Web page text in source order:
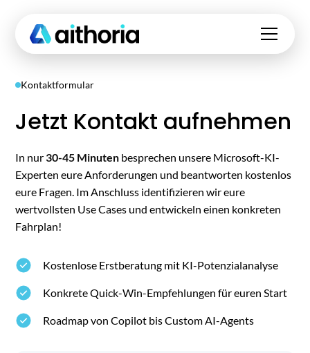
Kontaktformular
Jetzt Kontakt aufnehmen
In nur 30-45 Minuten besprechen unsere Microsoft-KI-
Experten eure Anforderungen und beantworten kostenlos
eure Fragen. Im Anschluss identifizieren wir eure
wertvollsten Use Cases und entwickeln einen konkreten
Fahrplan!
Kostenlose Erstberatung mit KI-Potenzialanalyse
Konkrete Quick-Win-Empfehlungen für euren Start
Roadmap von Copilot bis Custom AI-Agents